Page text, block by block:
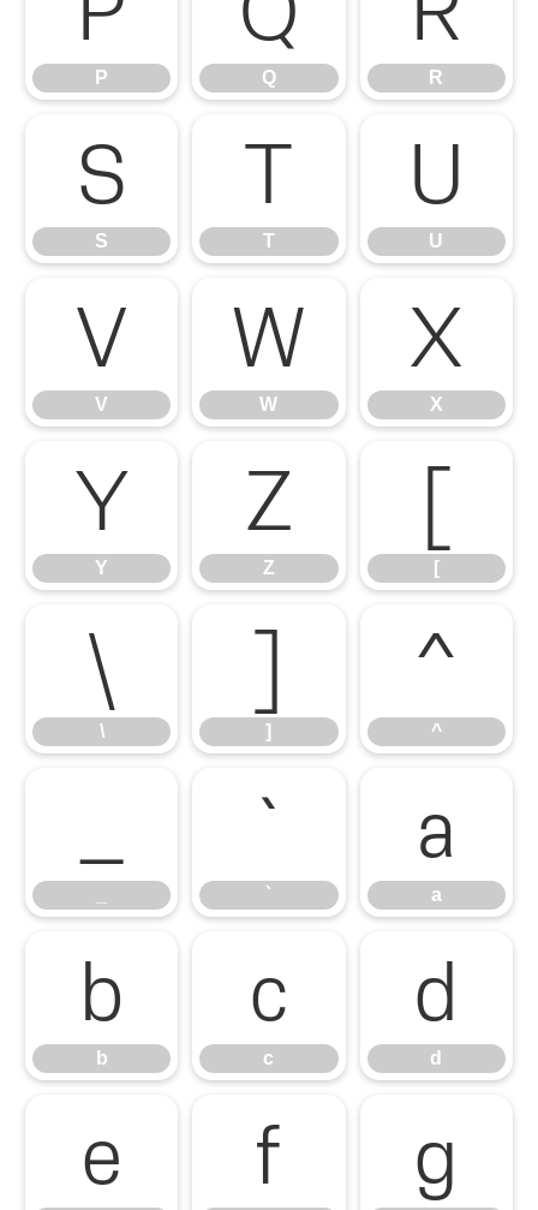
P Q R
S
S
T
T
U
U
V
V
W
W
X
X
Y
Y
Z
Z
[
[
\
\
]
]
^
^
`
`
a
a
b
b
c
c
d
d
e f g